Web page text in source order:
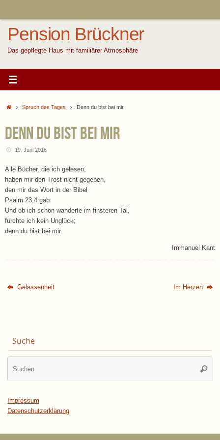
Pension Brückner
Das gepflegte Haus mit familiärer Atmosphäre
StartSpruch des Tages Denn du bist bei mir
Denn du bist bei mir
19. Juni 2016
Alle Bücher, die ich gelesen,
haben mir den Trost nicht gegeben,
den mir das Wort in der Bibel
Psalm 23,4 gab:
Und ob ich schon wanderte im finsteren Tal,
fürchte ich kein Unglück;
denn du bist bei mir.
Immanuel Kant
Gelassenheit Im Herzen
Suche
Impressum
Datenschutzerklärung